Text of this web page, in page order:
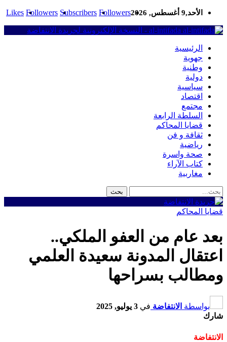
Likes Followers Subscribers Followers الأحد,9 أغسطس, 2026
al-intifada - النسخة الإلكترونية لجريدة الانتفاضة
الرئيسية
جهوية
وطنية
دولية
سياسية
اقتصاد
مجتمع
السلطة الرابعة
قضايا المحاكم
ثقافة و فن
رياضية
صحة واسرة
كتاب الآراء
مغاربية
قضايا المحاكم
بعد عام من العفو الملكي..
اعتقال المدونة سعيدة العلمي
ومطالب بسراحها
بواسطة الانتفاضة في 3 يوليو, 2025
شارك
الانتفاضة